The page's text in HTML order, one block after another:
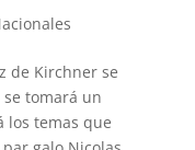
de Kirchner se
tomará un
los temas que